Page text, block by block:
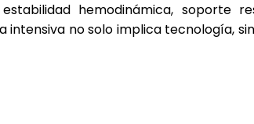
hemodinámica, soporte
no solo implica tecnología,